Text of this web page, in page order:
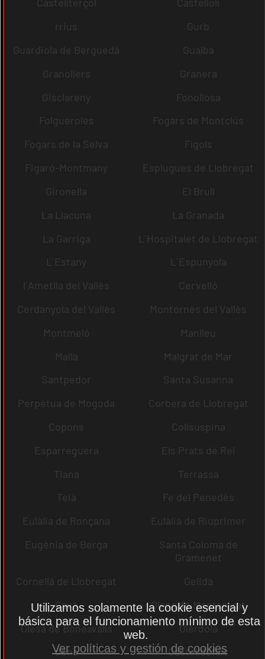
rrius
Gurb
Guardiola de Berguedà
Gualba
Granollers
Granera
Gisclareny
Fonollosa
Folgueroles
Fogars de Montclús
Fogars de la Selva
Fígols
Figaró-Montmany
Esplugues de Llobregat
Gironella
El Brull
La Llacuna
La Granada
La Garriga
L´Hospitalet de Llobregat
L´Estany
L´Espunyola
l´Ametlla del Vallès
Cervelló
Cerdanyola del Vallès
Montornès del Vallès
Montmeló
Manlleu
Malla
Malgrat de Mar
Santpedor
Santa Susanna
Perpètua de Mogoda
Corbera de Llobregat
Copons
Collsuspina
Esparreguera
Els Prats de Rei
Tiana
Terrassa
Teià
Fe del Penedès
Eulàlia de Ronçana
Eulàlia de Riuprimer
Eugènia de Berga
Santa Coloma de
Gramenet
Cornellà de Llobregat
Gelida
Gavà
Olesa de Montserrat
Olesa de Bonesvalls
Olèrdola
dena
Castelldefels
Utilizamos solamente la cookie esencial y
básica para el funcionamiento mínimo de esta
web.
Ver políticas y gestión de cookies